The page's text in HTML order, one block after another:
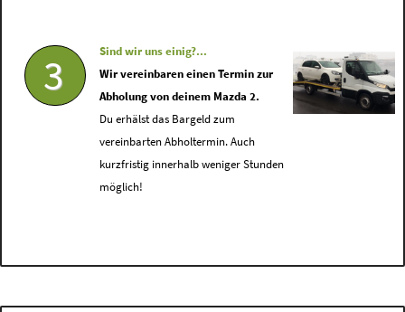
3
Sind wir uns einig?...
Wir vereinbaren einen Termin zur
Abholung von deinem Mazda 2.
Du erhälst das Bargeld zum
vereinbarten Abholtermin. Auch
kurzfristig innerhalb weniger Stunden
möglich!